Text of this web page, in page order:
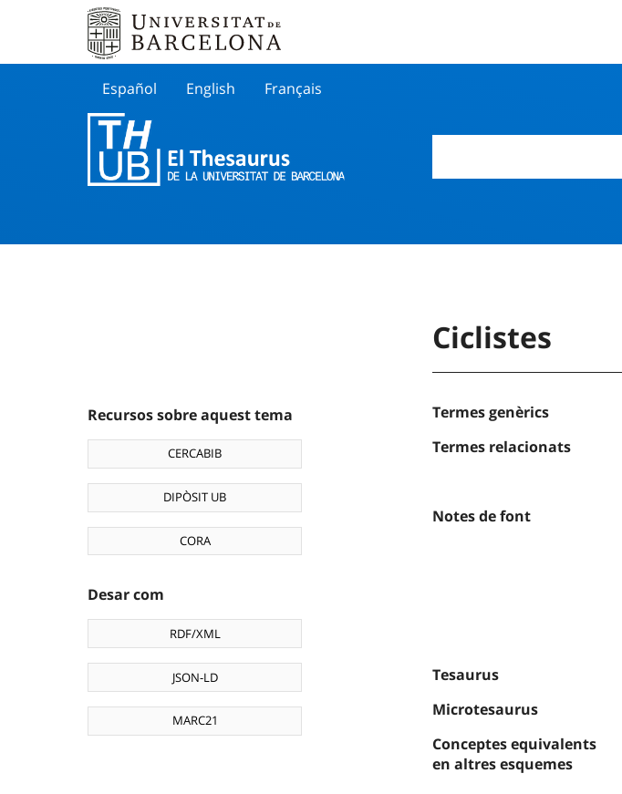
Español English Français
Recursos sobre aquest tema
CERCABIB
DIPÒSIT UB
CORA
Desar com
RDF/XML
JSON-LD
MARC21
Ciclistes
Termes genèrics
Termes relacionats
Notes de font
Tesaurus
Microtesaurus
Conceptes equivalents
en altres esquemes